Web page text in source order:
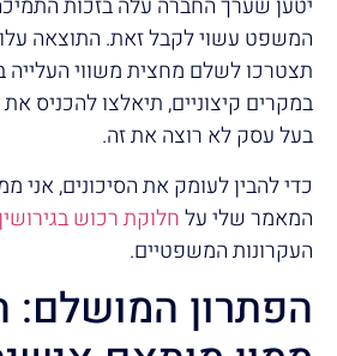
יטען שערך החברה עלה בזכות
המשפט עשוי לקבל זאת. התוצאה
תצטרכו לשלם מחצית משווי העלייה
במקרים קיצוניים, תיאלצו להכניס
בעל עסק לא רוצה את זה.
כדי להבין לעומק את הסיכונים, אני
המאמר שלי עלחלוקת רכוש
העקרונות המשפטיים.
הפתרון המושלם: